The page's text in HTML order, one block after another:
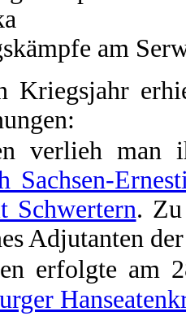
am
Kriegsjahr
verlieh
Sachsen-
Schwertern. Zu
Adjutanten
erfolgte am